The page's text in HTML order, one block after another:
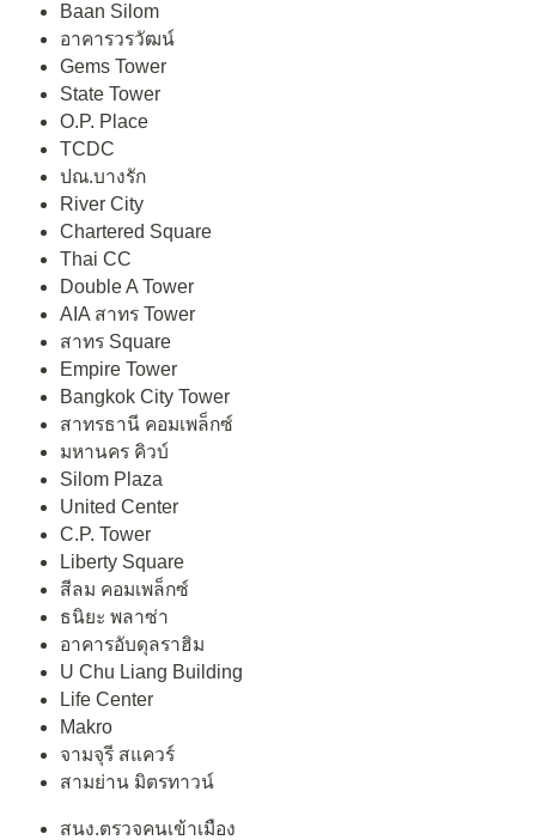
Baan Silom
อาคารวรวัฒน์
Gems Tower
State Tower
O.P. Place
TCDC
ปณ.บางรัก
River City
Chartered Square
Thai CC
Double A Tower
AIA สาทร Tower
สาทร Square
Empire Tower
Bangkok City Tower
สาทรธานี คอมเพล็กซ์
มหานคร คิวบ์
Silom Plaza
United Center
C.P. Tower
Liberty Square
สีลม คอมเพล็กซ์
ธนิยะ พลาซ่า
อาคารอับดุลราฮิม
U Chu Liang Building
Life Center
Makro
จามจุรี สแควร์
สามย่าน มิตรทาวน์
สนง.ตรวจคนเข้าเมือง